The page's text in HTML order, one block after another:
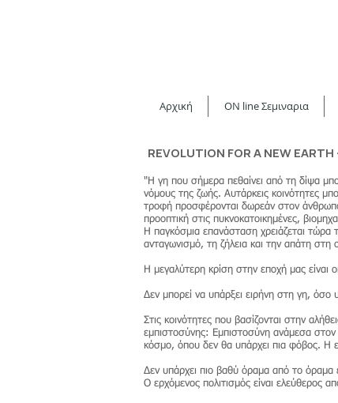
Αρχική ON line Σεμιναρια
REVOLUTION FOR A NEW
"Η γη που σήμερα πεθαίνει από τη δίψα
νόμους της ζωής. Αυτάρκεις κοινότητες
τροφή προσφέρονται δωρεάν στον
προοπτική στις πυκνοκατοικημένες,
Η παγκόσμια επανάσταση χρειάζεται τώρα
ανταγωνισμό, τη ζήλεια και την απάτη
Η μεγαλύτερη κρίση στην εποχή μας είναι
Δεν μπορεί να υπάρξει ειρήνη στη γη, όσο
Στις κοινότητες που βασίζονται στην
εμπιστοσύνης: Εμπιστοσύνη ανάμεσα στον
κόσμο, όπου δεν θα υπάρχει πια φόβος. Η
Δεν υπάρχει πιο βαθύ όραμα από το όραμα
Ο ερχόμενος πολιτισμός είναι